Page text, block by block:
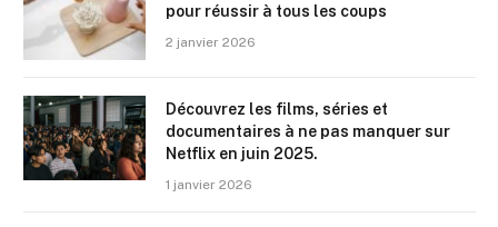
pour réussir à tous les coups
2 janvier 2026
Découvrez les films, séries et
documentaires à ne pas manquer sur
Netflix en juin 2025.
1 janvier 2026